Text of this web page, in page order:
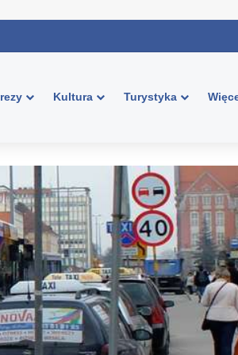
Kultura Turystyka